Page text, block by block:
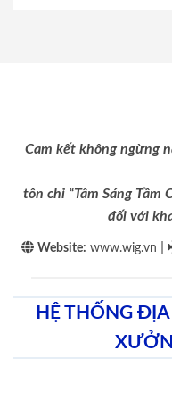
Cam kết không ngừng
tôn chỉ “Tâm Sáng Tầm
đối với
Website: www.wig.vn
HỆ THỐNG